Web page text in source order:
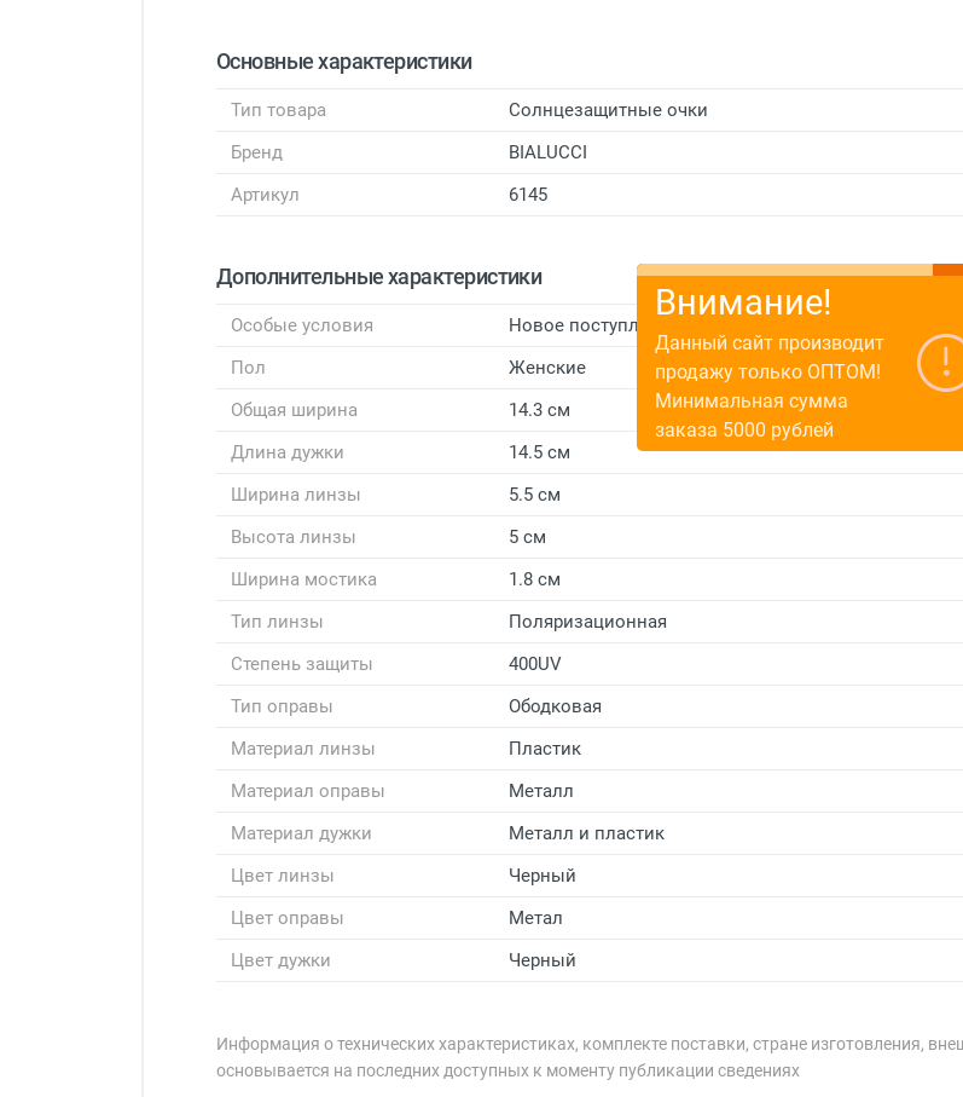
Основные характеристики
Тип товара
Солнцезащитные очки
Бренд
BIALUCCI
Артикул
6145
Дополнительные характеристики
Особые условия
Новое поступление
Пол
Женские
Общая ширина
14.3 см
Длина дужки
14.5 см
Ширина линзы
5.5 см
Высота линзы
5 см
Ширина мостика
1.8 см
Тип линзы
Поляризационная
Степень защиты
400UV
Тип оправы
Ободковая
Материал линзы
Пластик
Материал оправы
Металл
Материал дужки
Металл и пластик
Цвет линзы
Черный
Цвет оправы
Метал
Цвет дужки
Черный
Информация о технических характеристиках, комплекте поставки, стране изготовления,
основывается на последних доступных к моменту публикации сведениях
Внимание!
Данный сайт производит
продажу только ОПТОМ!
Минимальная сумма
заказа 5000 рублей